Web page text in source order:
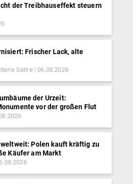
der Treibhauseffekt steuern
Frischer Lack, alte
Satire 06.08.2026
der Urzeit:
vor der großen Flut
Polen kauft kräftig zu
Käufer am Markt